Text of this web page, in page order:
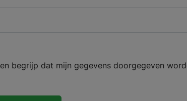
en begrijp dat mijn gegevens doorgegeven